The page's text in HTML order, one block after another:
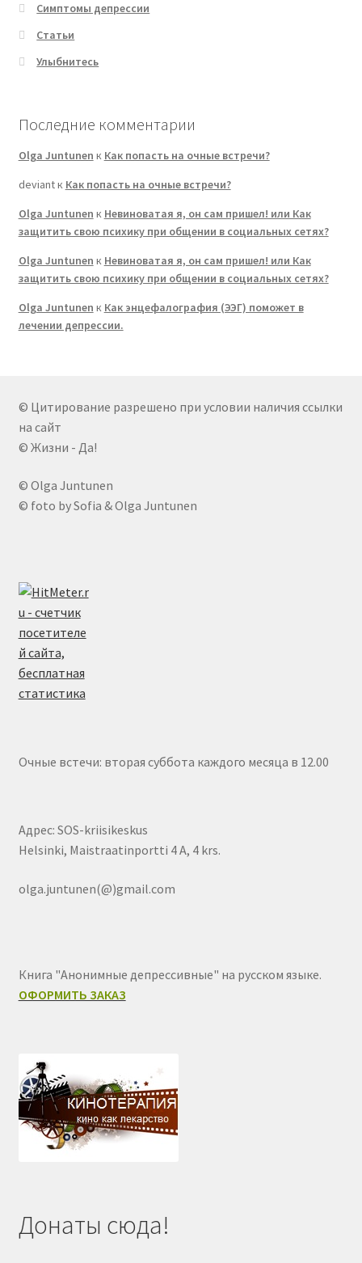
Симптомы депрессии
Статьи
Улыбнитесь
Последние комментарии
Olga Juntunen к Как попасть на очные встречи?
deviantк Как попасть на очные встречи?
Olga Juntunen к Невиноватая я, он сам пришел! или Как
защитить свою психику при общении в социальных сетях?
Olga Juntunen к Невиноватая я, он сам пришел! или Как
защитить свою психику при общении в социальных сетях?
Olga Juntunen к Как энцефалография (ЭЭГ) поможет в
лечении депрессии.
© Цитирование разрешено при условии наличия ссылки
на сайт
© Жизни - Да!
© Olga Juntunen
© foto by Sofia & Olga Juntunen
Очные встечи: вторая суббота каждого месяца в 12.00
Адрес: SOS-kriisikeskus
Helsinki, Maistraatinportti 4 A, 4 krs.
olga.juntunen(@)gmail.com
Книга "Анонимные депрессивные" на русском языке.
ОФОРМИТЬ ЗАКАЗ
Донаты сюда!